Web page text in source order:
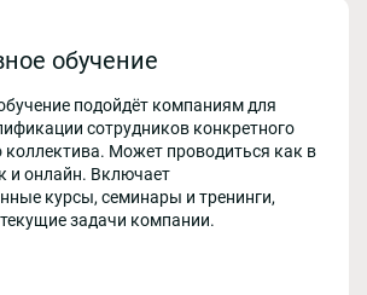
обучение
подойдёт компаниям для
сотрудников конкретного
коллектива. Может проводиться как в
и онлайн. Включает
курсы, семинары и тренинги,
задачи компании.